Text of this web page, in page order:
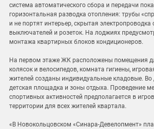
система автоматического сбора и передачи
горизонтальная разводка отопления: трубы
и не портят интерьер, скрытая электропроводка
выключателей и розеток. На лоджиях
монтажа квартирных блоков кондиционеров.
На первом этаже ЖК расположены помещения
колясок и велосипедов, комната гигиены,
жителей созданы индивидуальные кладовые.
детская площадка и зоны отдыха. Проведение
спортивных активностей предполагается в
территории для всех жителей квартала.
«В Новокольцовском «Синара-Девелопмент»